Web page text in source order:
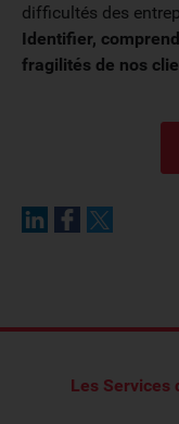
difficultés des
Identifier,
fragilités de nos
Les Services